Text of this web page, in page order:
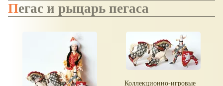
Пегас и рыцарь пегаса
Коллекционно-игровые